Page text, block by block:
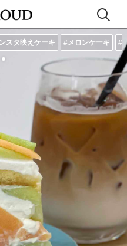
スタ映えケーキ #メロンケーキ #